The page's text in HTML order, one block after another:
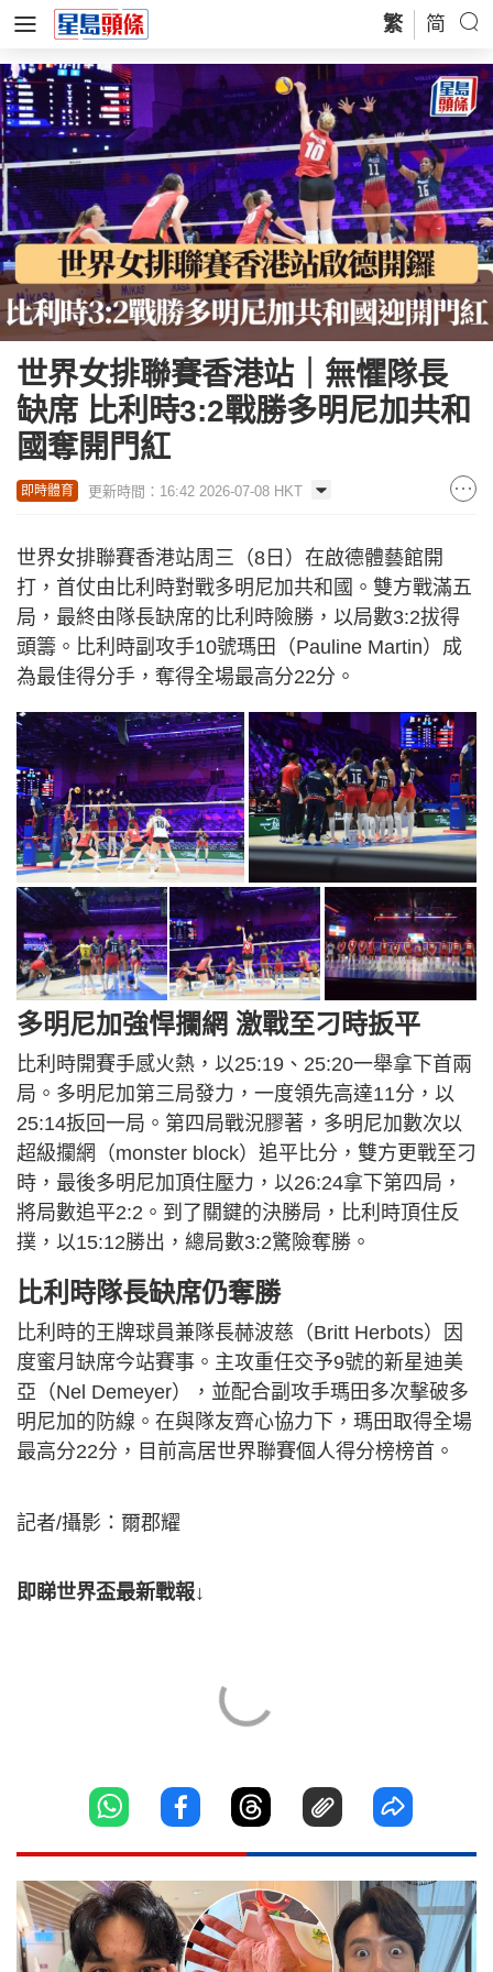
繁 简
世界女排聯賽香港站｜無懼隊長
缺席 比利時3:2戰勝多明尼加共和
國奪開門紅
即時體育 更新時間：16:42 2026-07-08 HKT
世界女排聯賽香港站周三（8日）在啟德體藝館開
打，首仗由比利時對戰多明尼加共和國。雙方戰滿五
局，最終由隊長缺席的比利時險勝，以局數3:2拔得
頭籌。比利時副攻手10號瑪田（Pauline Martin）成
為最佳得分手，奪得全場最高分22分。
多明尼加強悍攔網 激戰至刁時扳平
比利時開賽手感火熱，以25:19、25:20一舉拿下首兩
局。多明尼加第三局發力，一度領先高達11分，以
25:14扳回一局。第四局戰況膠著，多明尼加數次以
超級攔網（monster block）追平比分，雙方更戰至刁
時，最後多明尼加頂住壓力，以26:24拿下第四局，
將局數追平2:2。到了關鍵的決勝局，比利時頂住反
撲，以15:12勝出，總局數3:2驚險奪勝。
比利時隊長缺席仍奪勝
比利時的王牌球員兼隊長赫波慈（Britt Herbots）因
度蜜月缺席今站賽事。主攻重任交予9號的新星迪美
亞（Nel Demeyer），並配合副攻手瑪田多次擊破多
明尼加的防線。在與隊友齊心協力下，瑪田取得全場
最高分22分，目前高居世界聯賽個人得分榜榜首。
記者/攝影：爾郡耀
即睇世界盃最新戰報↓